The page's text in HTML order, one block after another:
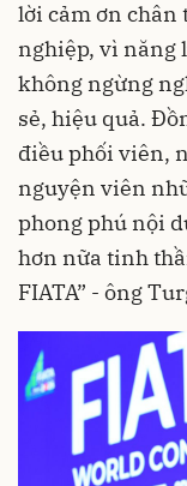
lời cảm ơn chân
nghiệp, vì năng
không ngừng
sẻ, hiệu quả.
điều phối viên,
nguyện viên
phong phú nội
hơn nữa tinh
FIATA” - ông